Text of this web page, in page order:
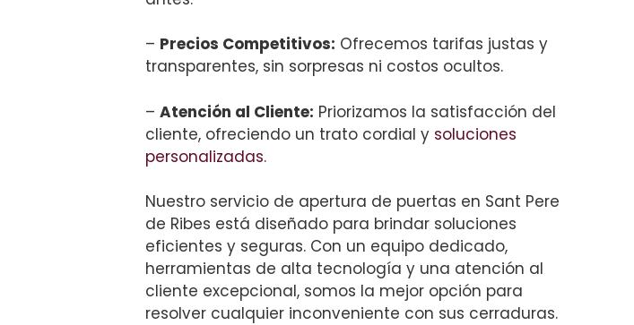
– Precios Competitivos: Ofrecemos tarifas justas y
transparentes, sin sorpresas ni costos ocultos.
– Atención al Cliente: Priorizamos la satisfacción del
cliente, ofreciendo un trato cordial y soluciones
personalizadas.
Nuestro servicio de apertura de puertas en Sant Pere
de Ribes está diseñado para brindar soluciones
eficientes y seguras. Con un equipo dedicado,
herramientas de alta tecnología y una atención al
cliente excepcional, somos la mejor opción para
resolver cualquier inconveniente con sus cerraduras.